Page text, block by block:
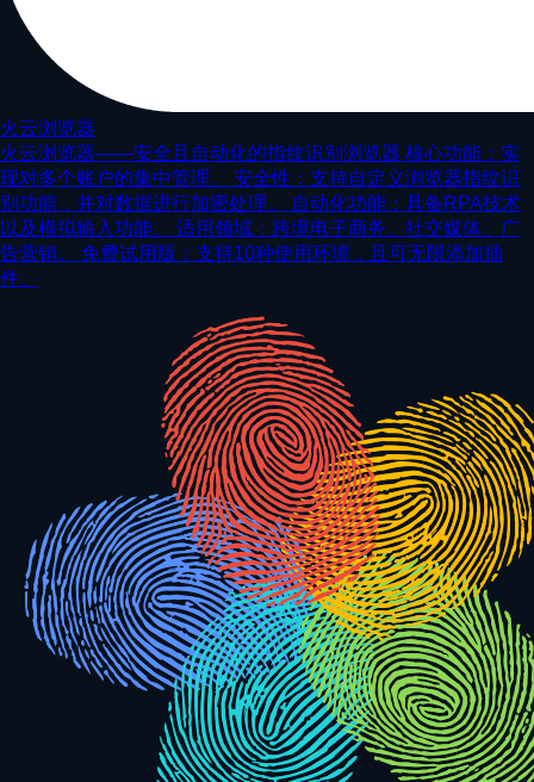
火云浏览器
火云浏览器——安全且自动化的指纹识别浏览器 核心功能：实
现对多个账户的集中管理。 安全性：支持自定义浏览器指纹识
别功能，并对数据进行加密处理。 自动化功能：具备RPA技术
以及模拟输入功能。 适用领域：跨境电子商务、社交媒体、广
告营销。 免费试用版：支持10种使用环境，且可无限添加插
件。